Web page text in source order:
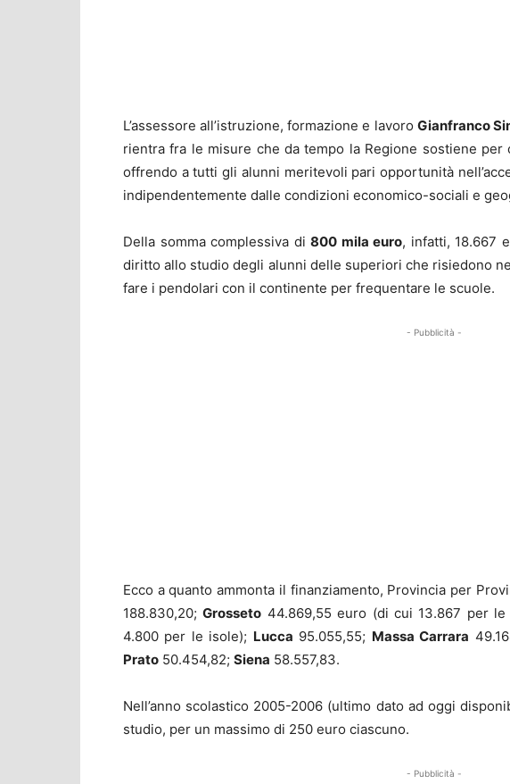
L’assessore all’istruzione, formazione e lavoro Gianfranco
rientra fra le misure che da tempo la Regione sostiene per
offrendo a tutti gli alunni meritevoli pari opportunità
indipendentemente dalle condizioni economico-sociali e
Della somma complessiva di800 mila euro, infatti, 18.667
diritto allo studio degli alunni delle superiori che risiedono
fare i pendolari con il continente per frequentare le scuole.
- Pubblicità -
Ecco a quanto ammonta il finanziamento, Provincia per
188.830,20;Grosseto 44.869,55 euro (di cui 13.867 per
4.800 per le isole); Lucca 95.055,55; Massa Carrara
Prato 50.454,82; Siena 58.557,83.
Nell’anno scolastico 2005-2006 (ultimo dato ad oggi
studio, per un massimo di 250 euro ciascuno.
- Pubblicità -